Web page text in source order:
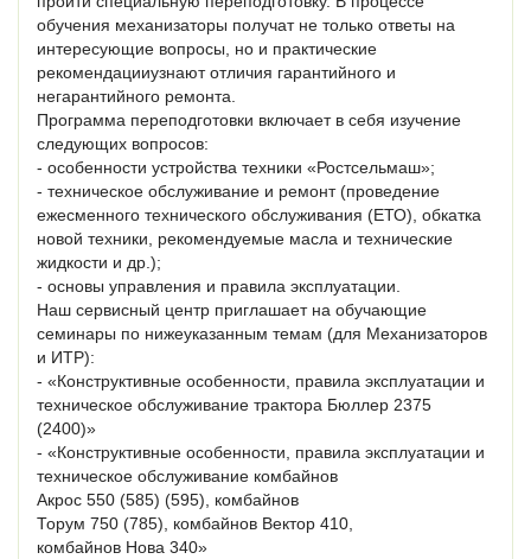
обучения механизаторы получат не только ответы на
интересующие вопросы, но и практические
рекомендацииузнают отличия гарантийного и
негарантийного ремонта.
Программа переподготовки включает в себя изучение
следующих вопросов:
- особенности устройства техники «Ростсельмаш»;
- техническое обслуживание и ремонт (проведение
ежесменного технического обслуживания (ЕТО), обкатка
новой техники, рекомендуемые масла и технические
жидкости и др.);
- основы управления и правила эксплуатации.
Наш сервисный центр приглашает на обучающие
семинары по нижеуказанным темам (для Механизаторов
и ИТР):
- «Конструктивные особенности, правила эксплуатации и
техническое обслуживание трактора Бюллер 2375
(2400)»
- «Конструктивные особенности, правила эксплуатации и
техническое обслуживание комбайнов
Акрос 550 (585) (595), комбайнов
Торум 750 (785), комбайнов Вектор 410,
комбайнов Нова 340»